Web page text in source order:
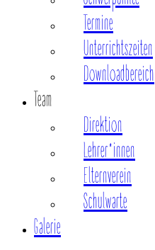
Termine
Unterrichtszeiten
Downloadbereich
Team
Direktion
Lehrer*innen
Elternverein
Schulwarte
Galerie